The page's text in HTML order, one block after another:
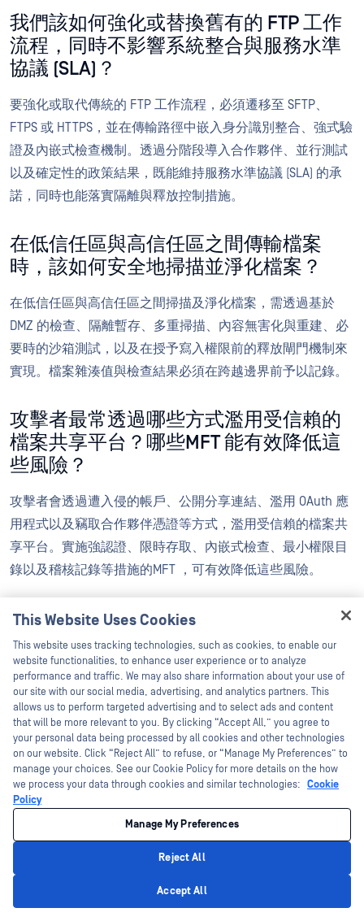
我們該如何強化或替換舊有的 FTP 工作
流程，同時不影響系統整合與服務水準
協議 (SLA)？
要強化或取代傳統的 FTP 工作流程，必須遷移至 SFTP、
FTPS 或 HTTPS，並在傳輸路徑中嵌入身分識別整合、強式驗
證及內嵌式檢查機制。透過分階段導入合作夥伴、並行測試
以及確定性的政策結果，既能維持服務水準協議 (SLA) 的承
諾，同時也能落實隔離與釋放控制措施。
在低信任區與高信任區之間傳輸檔案
時，該如何安全地掃描並淨化檔案？
在低信任區與高信任區之間掃描及淨化檔案，需透過基於
DMZ 的檢查、隔離暫存、多重掃描、內容無害化與重建、必
要時的沙箱測試，以及在授予寫入權限前的釋放閘門機制來
實現。檔案雜湊值與檢查結果必須在跨越邊界前予以記錄。
攻擊者最常透過哪些方式濫用受信賴的
檔案共享平台？哪些MFT 能有效降低這
些風險？
攻擊者會透過遭入侵的帳戶、公開分享連結、濫用 OAuth 應
用程式以及竊取合作夥伴憑證等方式，濫用受信賴的檔案共
享平台。實施強認證、限時存取、內嵌式檢查、最小權限目
錄以及稽核記錄等措施的MFT ，可有效降低這些風險。
MFT 應MFT 哪些稽核日誌和報告文件，
以符合合規要求並支援事件調查？
MFT 產生包含使用者與系統身分、來源與目的地、時間戳
記、通訊協定、檔案雜湊值、檢查結果、淨化措施及最終處
置方式的稽核日誌。報告產出物必須支援可重現性、證據鏈
追蹤以及證據完整性。
我們該如何為外部檔案交換設計最小權
限存取機制與強式驗證？
外部檔案交換的最小權限存取機制，需具備基於角色的存取
控制、目錄範圍限制、限時存取、強式驗證（例如單一登入
或多重驗證），以及受控的金鑰管理。存取權限應僅限於必
This Website Uses Cookies
This website uses tracking technologies, such as cookies, to enable our
website functionalities, to enhance user experience or to analyze
performance and traffic. We may also share information about your use of
our site with our social media, advertising, and analytics partners. This
allows us to perform targeted advertising and to select ads and content
that will be more relevant to you. By clicking “Accept All,” you agree to
your personal data being processed by all cookies and other technologies
on our website. Click “Reject All” to refuse, or “Manage My Preferences” to
manage your choices. See our Cookie Policy for more details on the how
we process your data through cookies and similar technologies: Cookie
Policy
Manage My Preferences
Reject All
Accept All
Hey there!
I'm Ozzy, your OPSWAT virtual assistant.
How can I help you secure what's critical
today?